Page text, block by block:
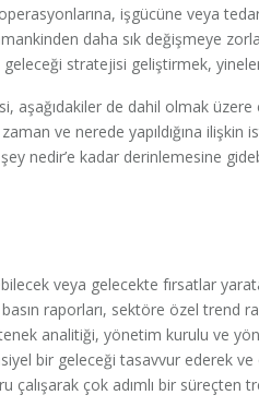
işgücüne veya
daha sık değişmeye
stratejisi geliştirmek,
aşağıdakiler de dahil olmak
ve nerede yapıldığına ilişkin
nedir’e kadar derinlemesine
veya gelecekte fırsatlar
raporları, sektöre özel trend
analitiği, yönetim kurulu ve
bir geleceği tasavvur ederek
çalışarak çok adımlı bir süreçten